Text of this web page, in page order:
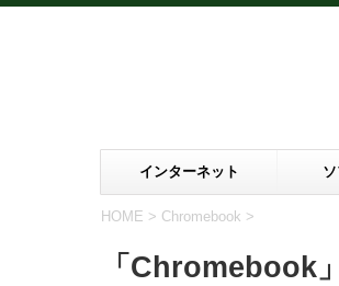
インターネット
HOME > Chromebook >
「Chromebook